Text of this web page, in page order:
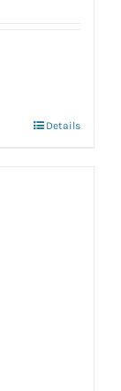
Details